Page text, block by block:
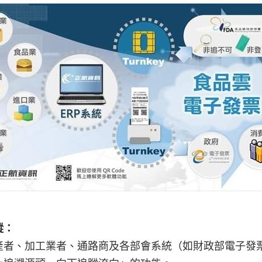
、加工業者、通路商及各部會系統（如財政部電子發